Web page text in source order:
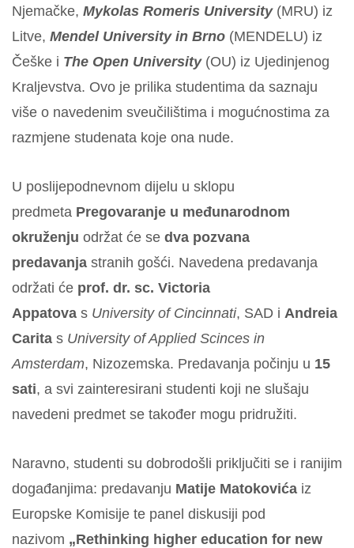
Njemačke, Mykolas Romeris University(MRU) iz
Litve, Mendel University in Brno (MENDELU) iz
Češke i The Open University(OU) iz Ujedinjenog
Kraljevstva. Ovo je prilika studentima da saznaju
više o navedenim sveučilištima i mogućnostima za
razmjene studenata koje ona nude.
U poslijepodnevnom dijelu u sklopu
predmeta Pregovaranje u međunarodnom
okruženju održat će se dva pozvana
predavanja stranih gošći. Navedena predavanja
održati će prof. dr. sc. Victoria
Appatova s University of Cincinnati, SAD i Andreia
Carita s University of Applied Scinces in
Amsterdam, Nizozemska. Predavanja počinju u 15
sati, a svi zainteresirani studenti koji ne slušaju
navedeni predmet se također mogu pridružiti.
Naravno, studenti su dobrodošli priključiti se i ranijim
događanjima: predavanju Matije Matokovića iz
Europske Komisije te panel diskusiji pod
nazivom „Rethinking higher education for new